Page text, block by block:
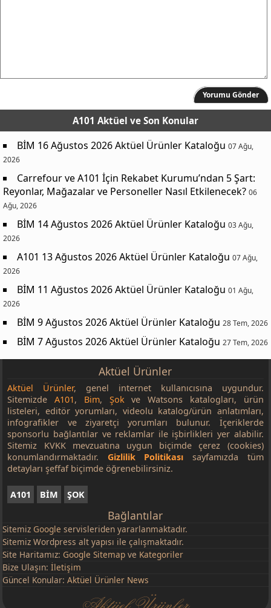
Yorumu Gönder
A101 Aktüel ve Son Konular
BİM 16 Ağustos 2026 Aktüel Ürünler Kataloğu 07 Ağu,
2026
Carrefour ve A101 İçin Rekabet Kurumu’ndan 5 Şart:
Reyonlar, Mağazalar ve Personeller Nasıl Etkilenecek? 06
Ağu, 2026
BİM 14 Ağustos 2026 Aktüel Ürünler Kataloğu 03 Ağu,
2026
A101 13 Ağustos 2026 Aktüel Ürünler Kataloğu 07 Ağu,
2026
BİM 11 Ağustos 2026 Aktüel Ürünler Kataloğu 01 Ağu,
2026
BİM 9 Ağustos 2026 Aktüel Ürünler Kataloğu 28 Tem, 2026
BİM 7 Ağustos 2026 Aktüel Ürünler Kataloğu 27 Tem, 2026
Aktüel Ürünler
Aktüel Ürünler, genel internet kullanıcısına uygundur.
SitemizdeA101, Bim, Şokve Watsons katalogları, ürün
listeleri, editör yorumları, videolu katalog/ürün anlatımları,
infografikler ve ziyaretçi yorumları bulunur. İçeriklerde
sponsorlu bağlantılar ve reklamlar ile işbirlikleri yer alabilir.
Sitemiz KVKK mevzuatına uygun biçimde çerez (cookies)
konumlandırmaktadır. Gizlilik Politikası sayfamızda tüm
detayları şeffaf biçimde öğrenebilirsiniz.
A101 BİM ŞOK
Bağlantılar
Sitemiz Google servisleriden yararlanmaktadır.
Sitemiz Wordpress alt yapısı ile çalışmaktadır.
Site Haritamız: Google Sitemap ve Kategoriler
Bize Ulaşın:İletişim
Güncel Konular:Aktüel Ürünler News